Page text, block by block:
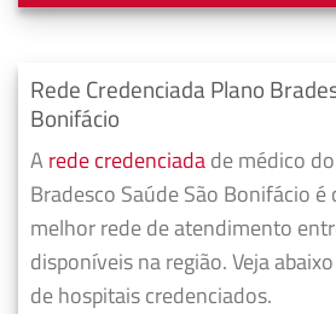
Rede Credenciada Plano
Bonifácio
A rede credenciadade médico
Bradesco Saúde São Bonifácio é
melhor rede de atendimento
disponíveis na região. Veja
de hospitais credenciados.